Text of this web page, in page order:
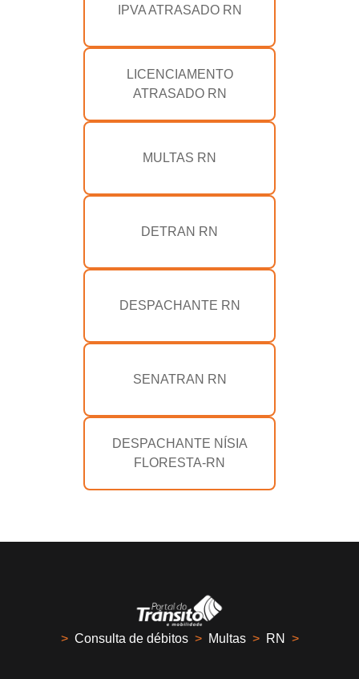
IPVA ATRASADO RN
LICENCIAMENTO
ATRASADO RN
MULTAS RN
DETRAN RN
DESPACHANTE RN
SENATRAN RN
DESPACHANTE NÍSIA
FLORESTA-RN
> Consulta de débitos > Multas > RN >